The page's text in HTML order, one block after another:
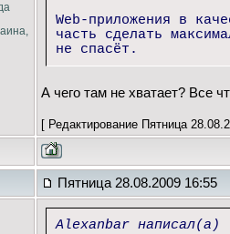
Web-приложения в
часть сделать
не спасёт.
А чего там не хватает? Все
[ Редактирование Пятница
Пятница 28.08.2009 16:55
Alexanbar написал(а)